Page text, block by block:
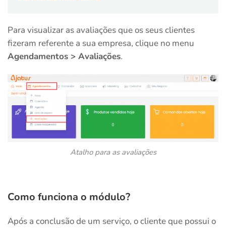
Para visualizar as avaliações que os seus clientes
fizeram referente a sua empresa, clique no menu
Agendamentos > Avaliações.
Atalho para as avaliações
Como funciona o módulo?
Após a conclusão de um serviço, o cliente que possui o